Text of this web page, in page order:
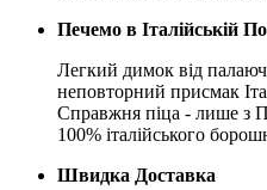
Печемо в Італійській
Легкий димок від
неповторний присмак
Справжня піца - лише з
100% італійського
Швидка Доставка